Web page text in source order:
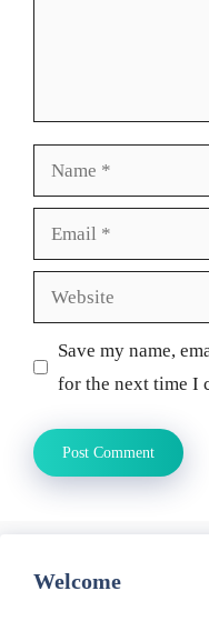
Website
Save my name,
for the next time I
Welcome